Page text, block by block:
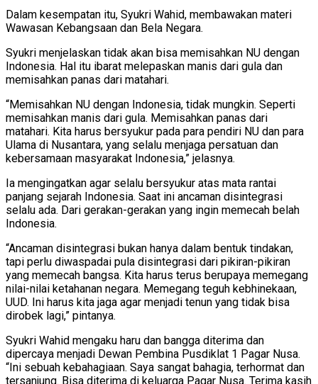
Dalam kesempatan itu, Syukri Wahid, membawakan materi
Wawasan Kebangsaan dan Bela Negara.
Syukri menjelaskan tidak akan bisa memisahkan NU dengan
Indonesia. Hal itu ibarat melepaskan manis dari gula dan
memisahkan panas dari matahari.
“Memisahkan NU dengan Indonesia, tidak mungkin. Seperti
memisahkan manis dari gula. Memisahkan panas dari
matahari. Kita harus bersyukur pada para pendiri NU dan para
Ulama di Nusantara, yang selalu menjaga persatuan dan
kebersamaan masyarakat Indonesia,” jelasnya.
Ia mengingatkan agar selalu bersyukur atas mata rantai
panjang sejarah Indonesia. Saat ini ancaman disintegrasi
selalu ada. Dari gerakan-gerakan yang ingin memecah belah
Indonesia.
“Ancaman disintegrasi bukan hanya dalam bentuk tindakan,
tapi perlu diwaspadai pula disintegrasi dari pikiran-pikiran
yang memecah bangsa. Kita harus terus berupaya memegang
nilai-nilai ketahanan negara. Memegang teguh kebhinekaan,
UUD. Ini harus kita jaga agar menjadi tenun yang tidak bisa
dirobek lagi,” pintanya.
Syukri Wahid mengaku haru dan bangga diterima dan
dipercaya menjadi Dewan Pembina Pusdiklat 1 Pagar Nusa.
“Ini sebuah kebahagiaan. Saya sangat bahagia, terhormat dan
tersanjung. Bisa diterima di keluarga Pagar Nusa. Terima kasih